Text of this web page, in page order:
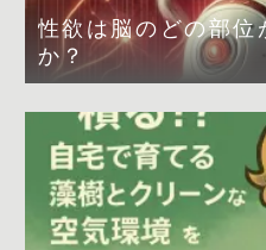
性欲は脳のどの部
か？